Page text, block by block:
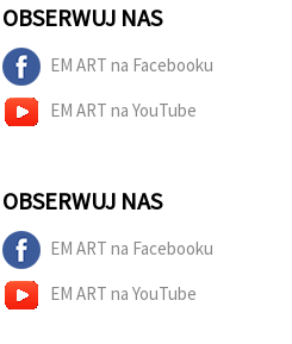
OBSERWUJ NAS
EM ART na Facebooku
EM ART na YouTube
OBSERWUJ NAS
EM ART na Facebooku
EM ART na YouTube